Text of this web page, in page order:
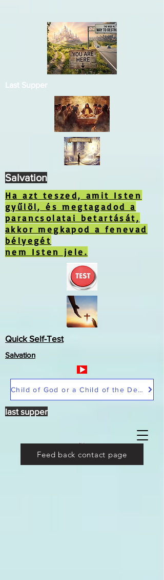
Last Supper
Ha azt teszed, amit Isten
gyűlöl, és megtagadod a
parancsolatai betartását,
akkor megkapod a fenevad
bélyegét
nem Isten jele.
Quick Self-Test
Salvation
Salvation
Child of God or a Child of the Devil
last supper
Feed back contact page